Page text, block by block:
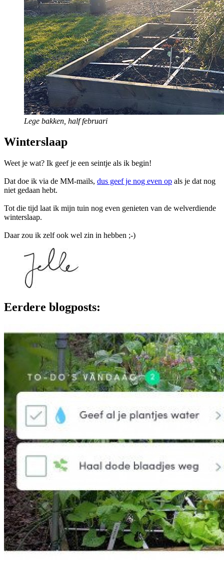
Lege bakken, half februari
Winterslaap
Weet je wat? Ik geef je een seintje als ik begin!
Dat doe ik via de MM-mails, dus geef je nog even op als je dat nog
niet gedaan hebt.
Tot die tijd laat ik mijn tuin nog even genieten van de welverdiende
winterslaap.
Daar zou ik zelf ook wel zin in hebben ;-)
Eerdere blogposts: